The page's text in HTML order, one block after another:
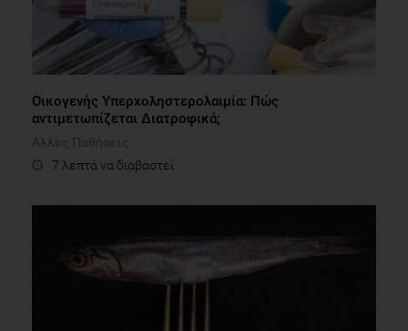
Οικογενής Υπερχοληστερολαιμία: Πώς
αντιμετωπίζεται Διατροφικά;
Άλλες Παθήσεις
7 λεπτά να διαβαστεί